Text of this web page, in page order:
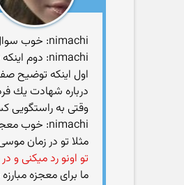
nimachi: خوب سوال اول چیزی رو كه علم نمی تونه اثبات كنه یا تعریف منطقی براش بیاره به چه دلیل قبول داری؟
nimachi: دوم اینكه نظرت در مورد شهادت یك فرد چیه؟(ممكنه دروغ بگه یا نگه )
اول اینكه توضیح
درباره شهادت یك
وقتی به راستگویی
nimachi: خوب معجزه كاره عادی نیست و فقط به امر خدا و توسط افرادی خاص انجام میشه و دیگران عاجزن در انجام این كار.
مثلا تو در زمان
تو اونو رد میكنی و
ما برای معجزه